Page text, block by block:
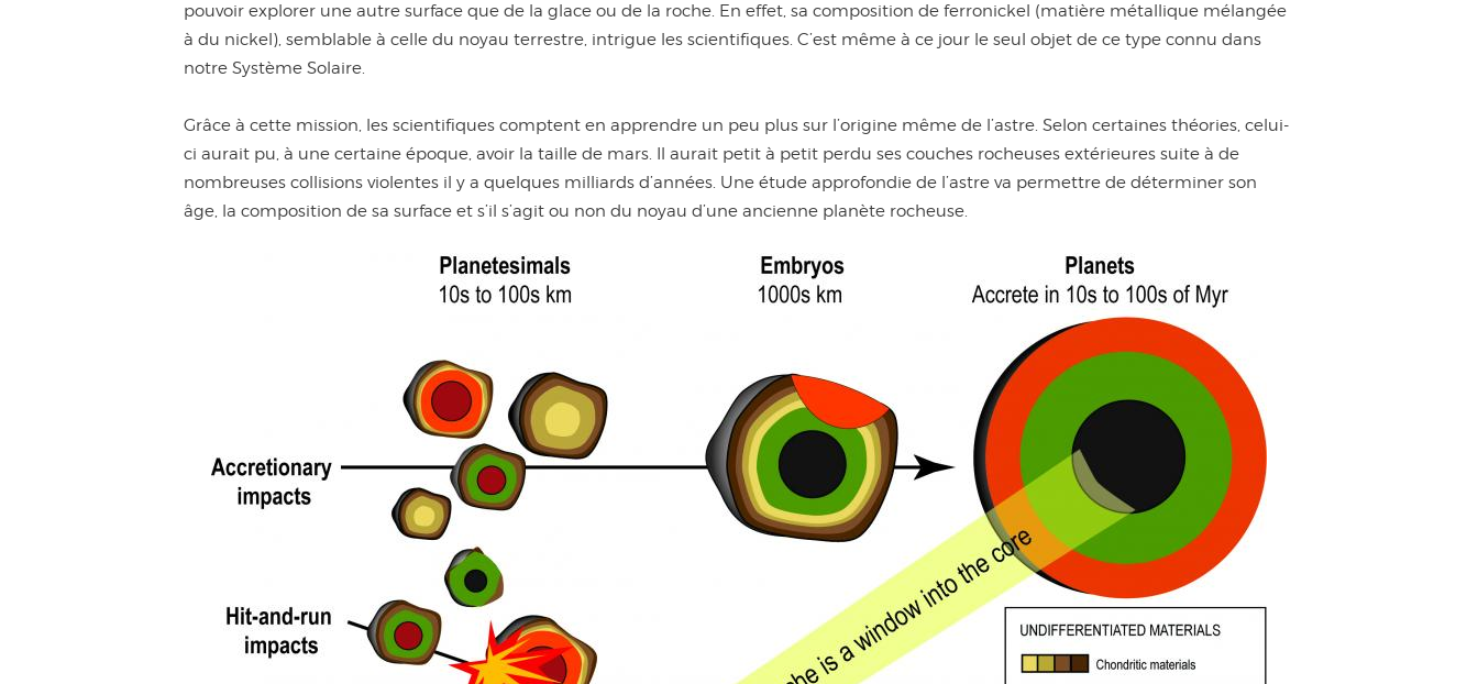
pouvoir explorer une autre surface que de la glace ou de la roche. En effet, sa composition de ferronickel (matière métallique mélangée
à du nickel), semblable à celle du noyau terrestre, intrigue les scientifiques. C’est même à ce jour le seul objet de ce type connu dans
notre Système Solaire.
Grâce à cette mission, les scientifiques comptent en apprendre un peu plus sur l’origine même de l’astre. Selon certaines théories, celui-
ci aurait pu, à une certaine époque, avoir la taille de mars. Il aurait petit à petit perdu ses couches rocheuses extérieures suite à de
nombreuses collisions violentes il y a quelques milliards d’années. Une étude approfondie de l’astre va permettre de déterminer son
âge, la composition de sa surface et s’il s’agit ou non du noyau d’une ancienne planète rocheuse.